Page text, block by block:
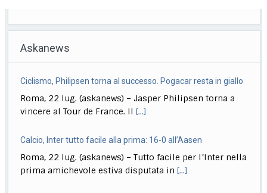
Askanews
Ciclismo, Philipsen torna al successo. Pogacar resta in giallo
Roma, 22 lug. (askanews) – Jasper Philipsen torna a
vincere al Tour de France. Il[...]
Calcio, Inter tutto facile alla prima: 16-0 all’Aasen
Roma, 22 lug. (askanews) – Tutto facile per l’Inter nella
prima amichevole estiva disputata in[...]